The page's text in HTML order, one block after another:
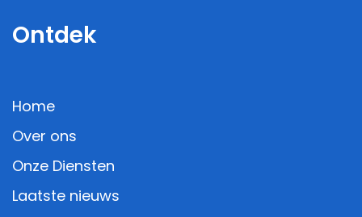
Ontdek
Home
Over ons
Onze Diensten
Laatste nieuws